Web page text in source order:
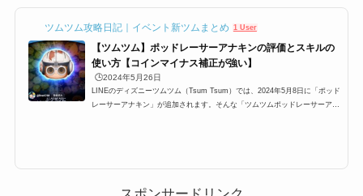
ツムツム攻略日記｜イベント新ツムまとめ 1 User
【ツムツム】ポッドレーサーアナキンの評価とスキルの
使い方【コインマイナス補正が強い】
🕒️2024年5月26日
LINEのディズニーツムツム（Tsum Tsum）では、2024年5月8日に「ポッド
レーサーアナキン」が追加されます。そんな「ツムツムポッドレーサーアナ
ベル2効果範囲:Sサイズスキ...